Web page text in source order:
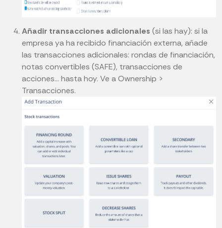
Añadir transacciones adicionales (si las hay): si la
empresa ya ha recibido financiación externa, añade
las transacciones adicionales: rondas de financiación,
notas convertibles (SAFE), transacciones de
acciones... hasta hoy. Ve a Ownership >
Transacciones.